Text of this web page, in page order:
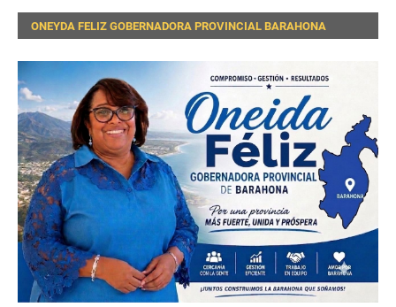
ONEYDA FELIZ GOBERNADORA PROVINCIAL BARAHONA